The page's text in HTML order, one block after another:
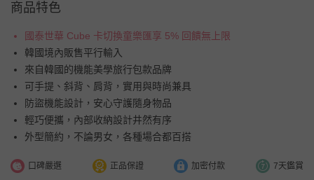
商品特色
國泰世華 Cube 卡切換童樂匯享 5% 回饋無上限
韓國境內販售平行輸入
來自韓國的機能美學旅行包款品牌
可手提、斜背、肩背，實用與時尚兼具
防盜機能設計，安心守護隨身物品
輕巧便攜，內部收納設計井然有序
外型簡約，不論男女，各種場合都百搭
口碑嚴選 正品保證 加密付款 7天鑑賞